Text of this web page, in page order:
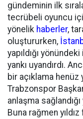
gündeminin ilk
tecrübeli oyuncu
yönelik haberler,
oluştururken,
yapıldığı
yankı uyandırdı.
bir açıklama henüz
Trabzonspor
anlaşma
Buna rağmen